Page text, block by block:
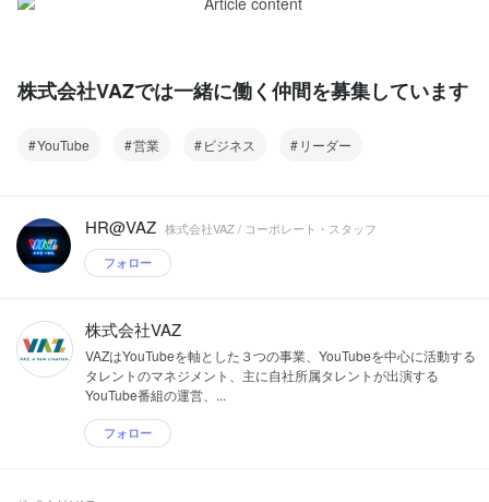
株式会社VAZでは一緒に働く仲間を募集しています
YouTube 営業 ビジネス リーダー
HR@VAZ 株式会社VAZ / コーポレート・スタッフ
フォロー
株式会社VAZ
VAZはYouTubeを軸とした３つの事業、YouTubeを中心に活動する
タレントのマネジメント、主に自社所属タレントが出演する
YouTube番組の運営、...
フォロー